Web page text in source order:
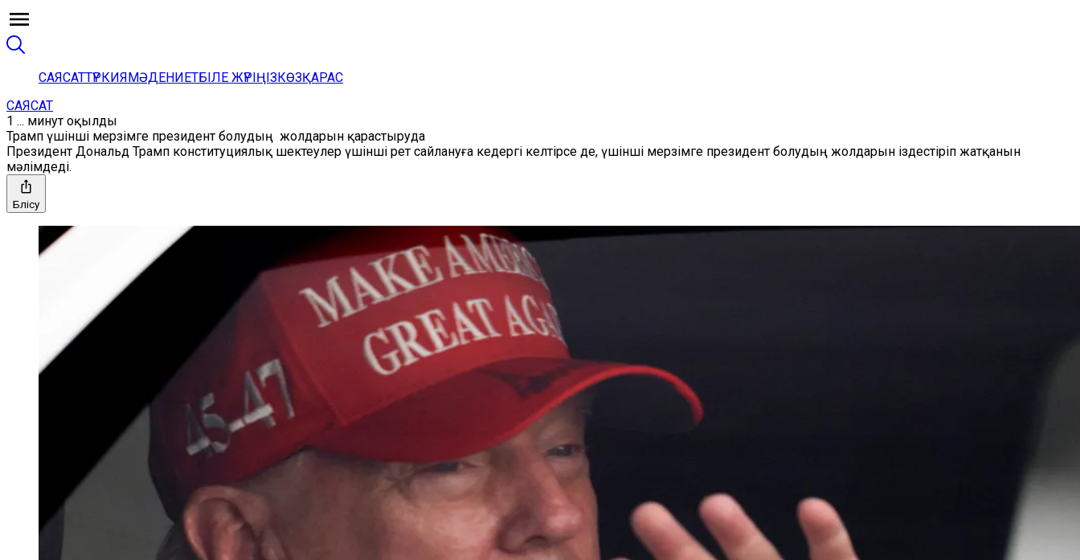
САЯСАТТҮРКИЯМӘДЕНИЕТБІЛЕ ЖҮРІҢІЗКӨЗҚАРАС
САЯСАТ
1 ... минут оқылды
Трамп үшінші мерзімге президент болудың жолдарын қарастыруда
Президент Дональд Трамп конституциялық шектеулер үшінші рет сайлануға кедергі келтірсе де, үшінші мерзімге президент болудың жолдарын іздестіріп жатқанын
мәлімдеді.
Бөлісу